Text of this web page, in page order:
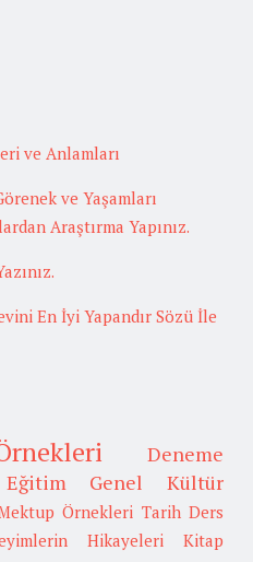
ve Anlamları
ve Yaşamları
Araştırma Yapınız.
En İyi Yapandır Sözü İle
Deneme
Eğitim Genel Kültür
Örnekleri Tarih Ders
Hikayeleri
Kitap